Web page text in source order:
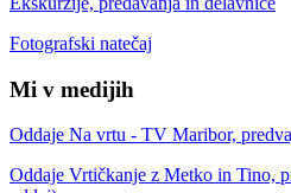
Fotografski natečaj
Mi v medijih
Oddaje Na vrtu - TV Maribor,
Oddaje Vrtičkanje z Metko in Tino,